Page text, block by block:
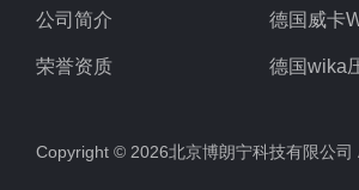
公司简介
荣誉资质
德国威卡
美国固瑞
Copyright © 2026北京博朗宁科技有限公